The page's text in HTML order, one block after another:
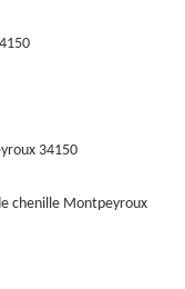
34150
chenille Montpeyroux